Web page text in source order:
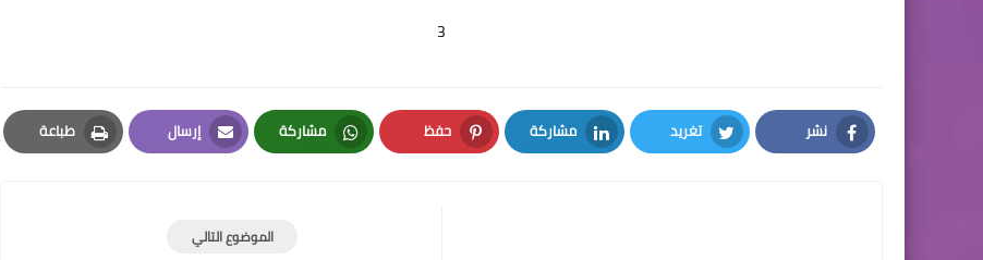
3
نشر
Facebook
تغريد
Twitter
مشاركة
LinkedIn
حفظ
Pinterest
مشاركة
Whatsapp
إرسال
Email
طباعة
Print
الموضوع التالي